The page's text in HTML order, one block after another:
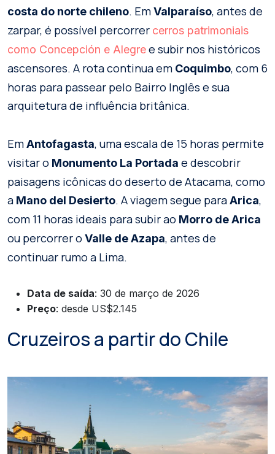
costa do norte chileno. EmValparaíso, antes de
zarpar, é possível percorrer cerros patrimoniais
como Concepción e Alegree subir nos históricos
ascensores. A rota continua em Coquimbo, com 6
horas para passear pelo Bairro Inglês e sua
arquitetura de influência britânica.
EmAntofagasta, uma escala de 15 horas permite
visitar o Monumento La Portada e descobrir
paisagens icônicas do deserto de Atacama, como
a Mano del Desierto. A viagem segue paraArica,
com 11 horas ideais para subir ao Morro de Arica
ou percorrer o Valle de Azapa, antes de
continuar rumo a Lima.
Data de saída: 30 de março de 2026
Preço: desde US$2.145
Cruzeiros a partir do Chile